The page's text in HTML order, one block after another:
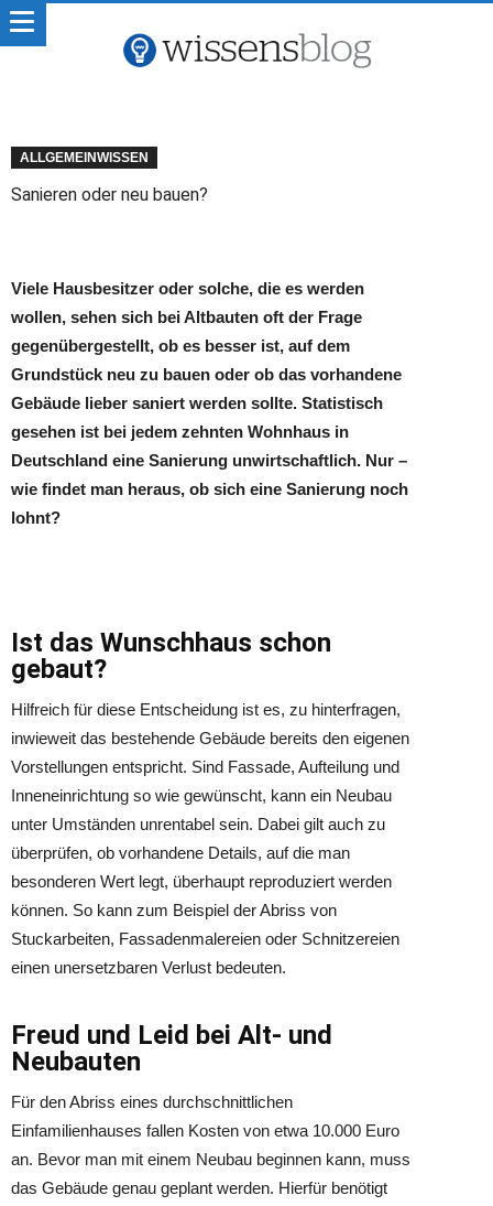
ALLGEMEINWISSEN
Sanieren oder neu bauen?
Viele Hausbesitzer oder solche, die es werden
wollen, sehen sich bei Altbauten oft der Frage
gegenübergestellt, ob es besser ist, auf dem
Grundstück neu zu bauen oder ob das vorhandene
Gebäude lieber saniert werden sollte. Statistisch
gesehen ist bei jedem zehnten Wohnhaus in
Deutschland eine Sanierung unwirtschaftlich. Nur –
wie findet man heraus, ob sich eine Sanierung noch
lohnt?
Ist das Wunschhaus schon
gebaut?
Hilfreich für diese Entscheidung ist es, zu hinterfragen,
inwieweit das bestehende Gebäude bereits den eigenen
Vorstellungen entspricht. Sind Fassade, Aufteilung und
Inneneinrichtung so wie gewünscht, kann ein Neubau
unter Umständen unrentabel sein. Dabei gilt auch zu
überprüfen, ob vorhandene Details, auf die man
besonderen Wert legt, überhaupt reproduziert werden
können. So kann zum Beispiel der Abriss von
Stuckarbeiten, Fassadenmalereien oder Schnitzereien
einen unersetzbaren Verlust bedeuten.
Freud und Leid bei Alt- und
Neubauten
Für den Abriss eines durchschnittlichen
Einfamilienhauses fallen Kosten von etwa 10.000 Euro
an. Bevor man mit einem Neubau beginnen kann, muss
das Gebäude genau geplant werden. Hierfür benötigt